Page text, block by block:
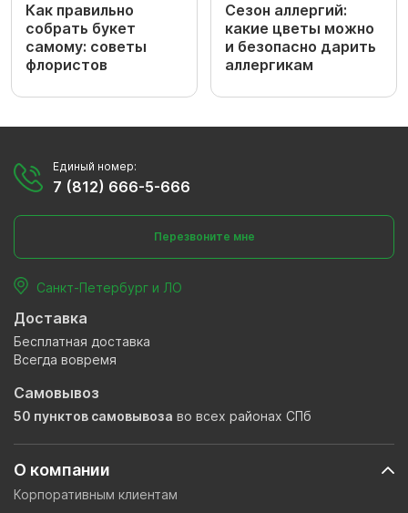
Как правильно
собрать букет
самому: советы
флористов
Сезон аллергий:
какие цветы можно
и безопасно дарить
аллергикам
О компании
Корпоративным клиентам
Единый номер:
7 (812) 666-5-666
Перезвоните мне
Санкт-Петербург и ЛО
Доставка
Бесплатная доставка
Всегда вовремя
Самовывоз
50 пунктов самовывоза во всех районах СПб